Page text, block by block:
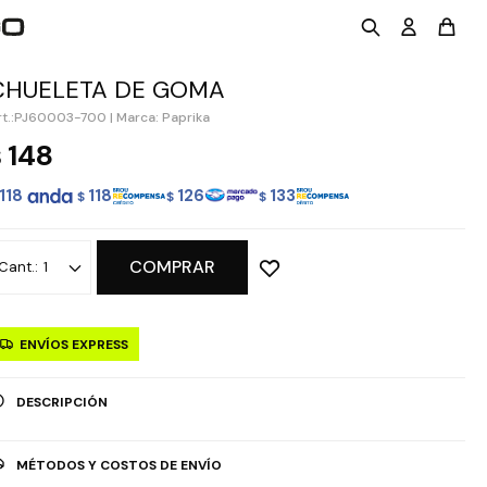
DE GOMA
PJ60003-700 | Marca: Paprika
148
118 $ 118 $ 126 $ 133
1 COMPRAR
ENVÍOS EXPRESS
DESCRIPCIÓN
MÉTODOS Y COSTOS DE ENVÍO